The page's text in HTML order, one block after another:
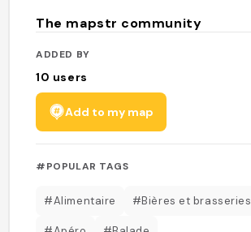
The mapstr community
ADDED BY
10 users
Add to my map
#POPULAR TAGS
#Alimentaire #Bières et brasseries